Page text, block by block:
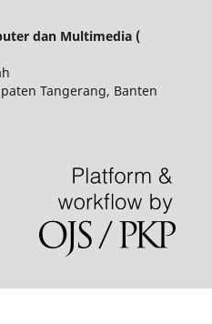
dan Multimedia (
Tangerang, Banten